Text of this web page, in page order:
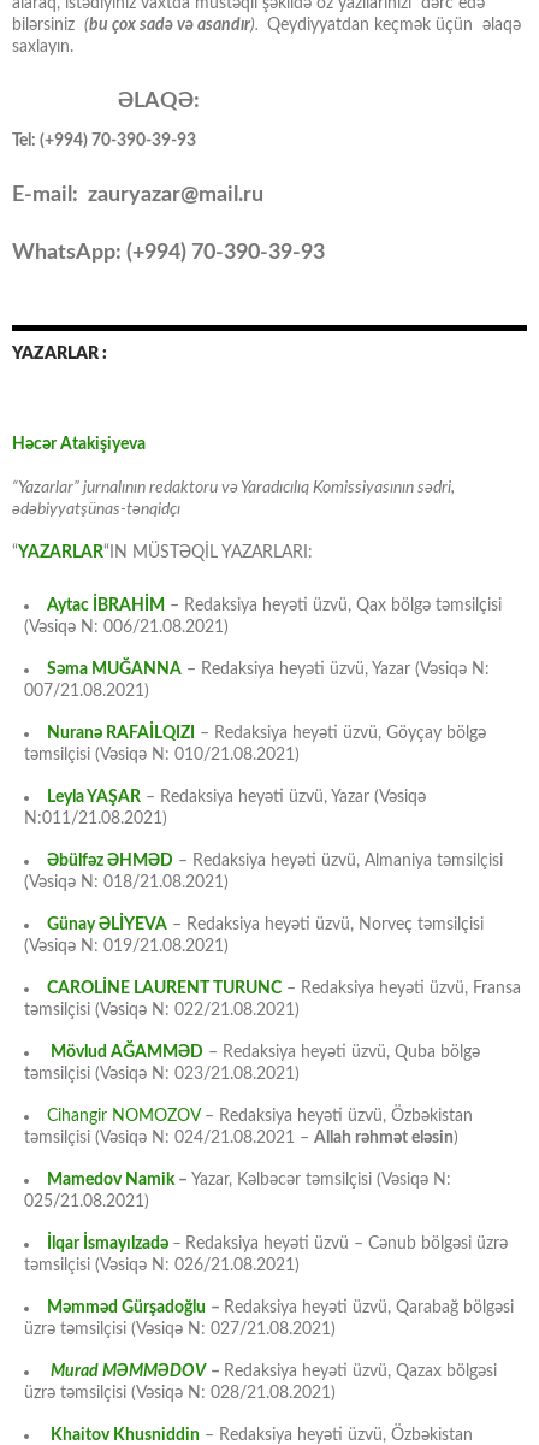
alaraq, istədiyiniz vaxtda müstəqil şəkildə öz yazılarınızı dərc edə
bilərsiniz (bu çox sadə və asandır). Qeydiyyatdan keçmək üçün əlaqə
saxlayın.
ƏLAQƏ:
Tel: (+994) 70-390-39-93
E-mail: zauryazar@mail.ru
WhatsApp: (+994) 70-390-39-93
YAZARLAR :
Həcər Atakişiyeva
“Yazarlar” jurnalının redaktoru və Yaradıcılıq Komissiyasının sədri,
ədəbiyyatşünas-tənqidçı
“YAZARLAR“IN MÜSTƏQİL YAZARLARI:
Aytac İBRAHİM – Redaksiya heyəti üzvü, Qax bölgə təmsilçisi
(Vəsiqə N: 006/21.08.2021)
Səma MUĞANNA – Redaksiya heyəti üzvü, Yazar (Vəsiqə N:
007/21.08.2021)
Nuranə RAFAİLQIZI
– Redaksiya heyəti üzvü, Göyçay bölgə
təmsilçisi (Vəsiqə N: 010/21.08.2021)
Leyla YAŞAR – Redaksiya heyəti üzvü, Yazar (Vəsiqə
N:011/21.08.2021)
Əbülfəz ƏHMƏD – Redaksiya heyəti üzvü, Almaniya təmsilçisi
(Vəsiqə N: 018/21.08.2021)
Günay ƏLİYEVA – Redaksiya heyəti üzvü, Norveç təmsilçisi
(Vəsiqə N: 019/21.08.2021)
CAROLİNE LAURENT TURUNC – Redaksiya heyəti üzvü, Fransa
təmsilçisi (Vəsiqə N: 022/21.08.2021)
Mövlud AĞAMMƏD – Redaksiya heyəti üzvü, Quba bölgə
təmsilçisi (Vəsiqə N: 023/21.08.2021)
Cihangir NOMOZOV– Redaksiya heyəti üzvü, Özbəkistan
təmsilçisi (Vəsiqə N: 024/21.08.2021 – Allah rəhmət eləsin)
Mamedov Namik– Yazar, Kəlbəcər təmsilçisi (Vəsiqə N:
025/21.08.2021)
İlqar İsmayılzadə – Redaksiya heyəti üzvü – Cənub bölgəsi üzrə
təmsilçisi (Vəsiqə N: 026/21.08.2021)
Məmməd Gürşadoğlu – Redaksiya heyəti üzvü, Qarabağ bölgəsi
üzrə təmsilçisi (Vəsiqə N: 027/21.08.2021)
Murad MƏMMƏDOV – Redaksiya heyəti üzvü, Qazax bölgəsi
üzrə təmsilçisi (Vəsiqə N: 028/21.08.2021)
Khaitov Khusniddin – Redaksiya heyəti üzvü, Özbəkistan